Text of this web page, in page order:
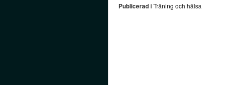
Publicerad iTräning och hälsa